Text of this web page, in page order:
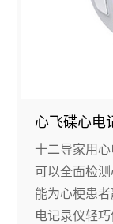
心飞碟心电
十二导家用
可以全面检
能为心梗患
电记录仪轻